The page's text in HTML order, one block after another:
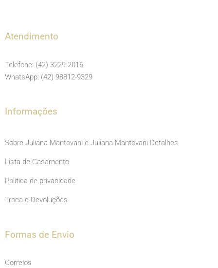
e
o
o
t
g
r
m
b
e
Atendimento
Telefone: (42) 3229-2016
WhatsApp: (42) 98812-9329
Informações
Sobre Juliana Mantovani e Juliana Mantovani Detalhes
Lista de Casamento
Política de privacidade
Troca e Devoluções
Formas de Envio
Correios